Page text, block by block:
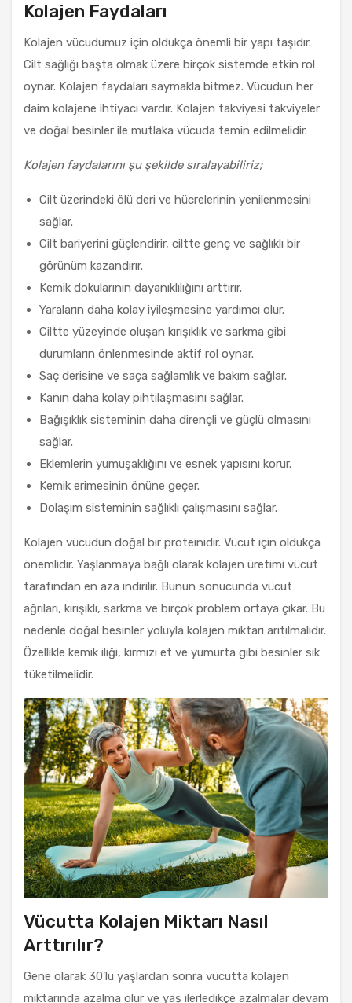
Kolajen Faydaları
Kolajen vücudumuz için oldukça önemli bir yapı taşıdır.
Cilt sağlığı başta olmak üzere birçok sistemde etkin rol
oynar. Kolajen faydaları saymakla bitmez. Vücudun her
daim kolajene ihtiyacı vardır. Kolajen takviyesi takviyeler
ve doğal besinler ile mutlaka vücuda temin edilmelidir.
Kolajen faydalarını şu şekilde sıralayabiliriz;
Cilt üzerindeki ölü deri ve hücrelerinin yenilenmesini
sağlar.
Cilt bariyerini güçlendirir, ciltte genç ve sağlıklı bir
görünüm kazandırır.
Kemik dokularının dayanıklılığını arttırır.
Yaraların daha kolay iyileşmesine yardımcı olur.
Ciltte yüzeyinde oluşan kırışıklık ve sarkma gibi
durumların önlenmesinde aktif rol oynar.
Saç derisine ve saça sağlamlık ve bakım sağlar.
Kanın daha kolay pıhtılaşmasını sağlar.
Bağışıklık sisteminin daha dirençli ve güçlü olmasını
sağlar.
Eklemlerin yumuşaklığını ve esnek yapısını korur.
Kemik erimesinin önüne geçer.
Dolaşım sisteminin sağlıklı çalışmasını sağlar.
Kolajen vücudun doğal bir proteinidir. Vücut için oldukça
önemlidir. Yaşlanmaya bağlı olarak kolajen üretimi vücut
tarafından en aza indirilir. Bunun sonucunda vücut
ağrıları, kırışıklı, sarkma ve birçok problem ortaya çıkar. Bu
nedenle doğal besinler yoluyla kolajen miktarı arıtılmalıdır.
Özellikle kemik iliği, kırmızı et ve yumurta gibi besinler sık
tüketilmelidir.
Vücutta Kolajen Miktarı Nasıl
Arttırılır?
Gene olarak 30’lu yaşlardan sonra vücutta kolajen
miktarında azalma olur ve yaş ilerledikçe azalmalar devam